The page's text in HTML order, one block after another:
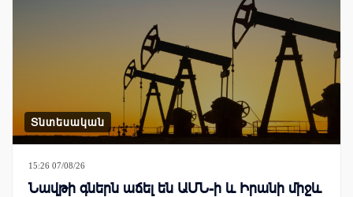
Տնտեսական
15:26 07/08/26
Նավթի գներն աճել են ԱՄՆ-ի և Իրանի միջև